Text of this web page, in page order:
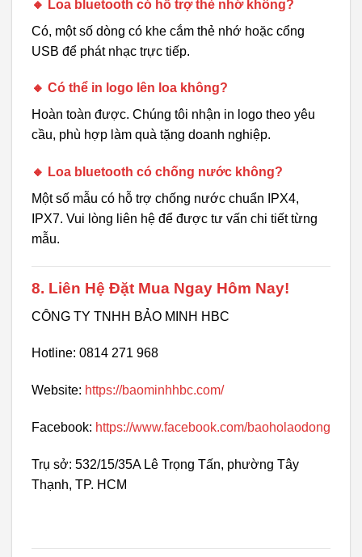
🔸 Loa bluetooth có hỗ trợ thẻ nhớ không?
Có, một số dòng có khe cắm thẻ nhớ hoặc cổng
USB để phát nhạc trực tiếp.
🔸 Có thể in logo lên loa không?
Hoàn toàn được. Chúng tôi nhận in logo theo yêu
cầu, phù hợp làm quà tặng doanh nghiệp.
🔸 Loa bluetooth có chống nước không?
Một số mẫu có hỗ trợ chống nước chuẩn IPX4,
IPX7. Vui lòng liên hệ để được tư vấn chi tiết từng
mẫu.
8. Liên Hệ Đặt Mua Ngay Hôm Nay!
CÔNG TY TNHH BẢO MINH HBC
Hotline: 0814 271 968
Website: https://baominhhbc.com/
Facebook: https://www.facebook.com/baoholaodong
Trụ sở: 532/15/35A Lê Trọng Tấn, phường Tây
Thạnh, TP. HCM